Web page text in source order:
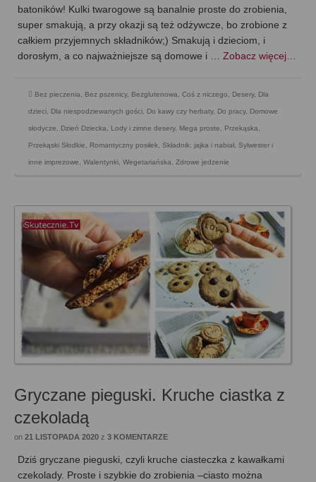
batoników! Kulki twarogowe są banalnie proste do zrobienia,
super smakują, a przy okazji są też odżywcze, bo zrobione z
całkiem przyjemnych składników;) Smakują i dzieciom, i
dorosłym, a co najważniejsze są domowe i … Zobacz więcej…
Bez pieczenia, Bez pszenicy, Bezglutenowa, Coś z niczego, Desery, Dla
dzieci, Dla niespodziewanych gości, Do kawy czy herbaty, Do pracy, Domowe
słodycze, Dzień Dziecka, Lody i zimne desery, Mega proste, Przekąska,
Przekąski Słodkie, Romantyczny posiłek, Składnik: jajka i nabiał, Sylwester i
inne imprezowe, Walentynki, Wegetariańska, Zdrowe jedzenie
Gryczane pieguski. Kruche ciastka z
czekoladą
on 21 LISTOPADA 2020 z 3 KOMENTARZE
Dziś gryczane pieguski, czyli kruche ciasteczka z kawałkami
czekolady. Proste i szybkie do zrobienia –ciasto można